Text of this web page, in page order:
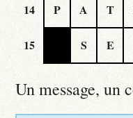
14 P A T
15 S E
Un message, un